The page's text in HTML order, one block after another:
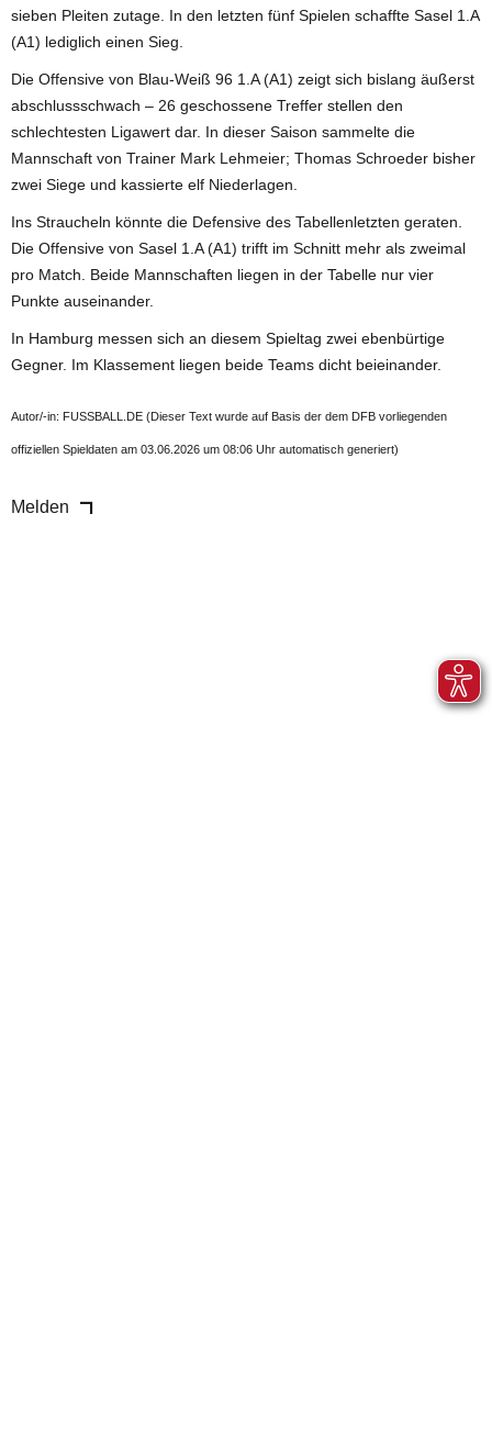
sieben Pleiten zutage. In den letzten fünf Spielen schaffte Sasel 1.A
(A1) lediglich einen Sieg.
Die Offensive von Blau-Weiß 96 1.A (A1) zeigt sich bislang äußerst
abschlussschwach – 26 geschossene Treffer stellen den
schlechtesten Ligawert dar. In dieser Saison sammelte die
Mannschaft von Trainer Mark Lehmeier; Thomas Schroeder bisher
zwei Siege und kassierte elf Niederlagen.
Ins Straucheln könnte die Defensive des Tabellenletzten geraten.
Die Offensive von Sasel 1.A (A1) trifft im Schnitt mehr als zweimal
pro Match. Beide Mannschaften liegen in der Tabelle nur vier
Punkte auseinander.
In Hamburg messen sich an diesem Spieltag zwei ebenbürtige
Gegner. Im Klassement liegen beide Teams dicht beieinander.
Autor/-in: FUSSBALL.DE (Dieser Text wurde auf Basis der dem DFB vorliegenden
offiziellen Spieldaten am 03.06.2026 um 08:06 Uhr automatisch generiert)
Melden